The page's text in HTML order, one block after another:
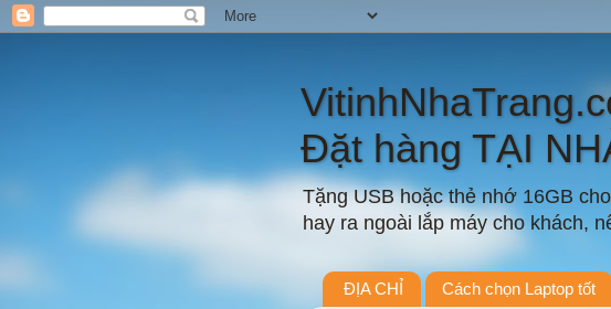
Đặt hàng TẠI
Tặng USB hoặc thẻ nhớ 16GB
hay ra ngoài lắp máy cho khách,
ĐỊA CHỈ Cách chọn Laptop tốt